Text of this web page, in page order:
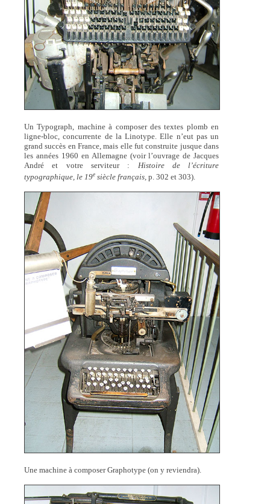
Un Typograph, machine à composer des textes plomb en
ligne-bloc, concurrente de la Linotype. Elle n’eut pas un
grand succès en France, mais elle fut construite jusque dans
les années 1960 en Allemagne (voir l’ouvrage de Jacques
André et votre serviteur : Histoire de l’écriture
typographique, le 19esiècle français,p. 302 et 303).
Une machine à composer Graphotype (on y reviendra).